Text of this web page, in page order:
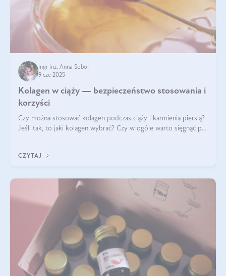
mgr inż. Anna Sobol
9 cze 2025
Kolagen w ciąży — bezpieczeństwo stosowania i
korzyści
Czy można stosować kolagen podczas ciąży i karmienia piersią?
Jeśli tak, to jaki kolagen wybrać? Czy w ogóle warto sięgnąć po
CZYTAJ